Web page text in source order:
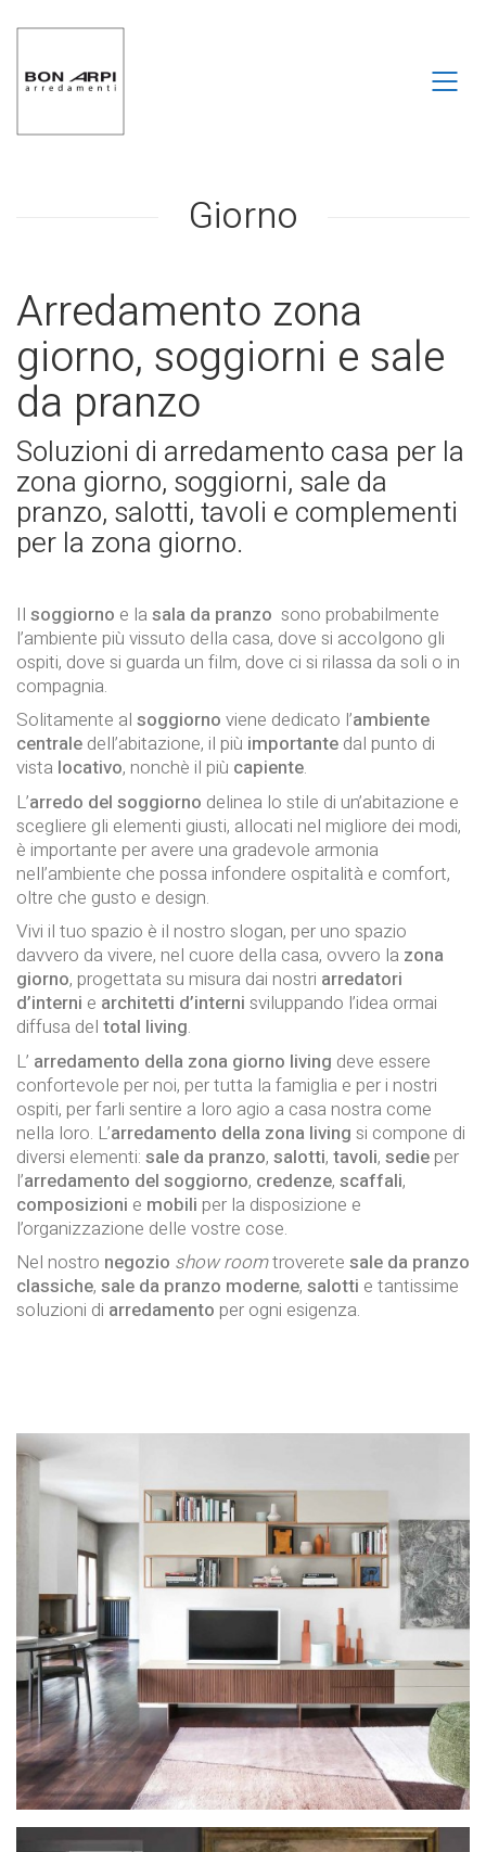
Giorno
Arredamento zona
giorno, soggiorni e sale
da pranzo
Soluzioni di arredamento casa per la
zona giorno, soggiorni, sale da
pranzo, salotti, tavoli e complementi
per la zona giorno.
Il soggiorno e la sala da pranzo sono probabilmente
l’ambiente più vissuto della casa, dove si accolgono gli
ospiti, dove si guarda un film, dove ci si rilassa da soli o in
compagnia.
Solitamente al soggiorno viene dedicato l’ambiente
centrale dell’abitazione, il più importante dal punto di
vista locativo, nonchè il più capiente.
L’arredo del soggiorno delinea lo stile di un’abitazione e
scegliere gli elementi giusti, allocati nel migliore dei modi,
è importante per avere una gradevole armonia
nell’ambiente che possa infondere ospitalità e comfort,
oltre che gusto e design.
Vivi il tuo spazio è il nostro slogan, per uno spazio
davvero da vivere, nel cuore della casa, ovvero la zona
giorno, progettata su misura dai nostri arredatori
d’interni e architetti d’interni sviluppando l’idea ormai
diffusa del total living.
L’ arredamento della zona giorno living deve essere
confortevole per noi, per tutta la famiglia e per i nostri
ospiti, per farli sentire a loro agio a casa nostra come
nella loro. L’arredamento della zona living si compone di
diversi elementi: sale da pranzo, salotti, tavoli, sedie per
l’arredamento del soggiorno, credenze, scaffali,
composizioni e mobili per la disposizione e
l’organizzazione delle vostre cose.
Nel nostro negozio show roomtroverete sale da pranzo
classiche, sale da pranzo moderne, salotti e tantissime
soluzioni di arredamento per ogni esigenza.